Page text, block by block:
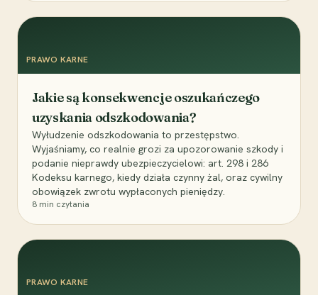
PRAWO KARNE
Jakie są konsekwencje oszukańczego
uzyskania odszkodowania?
Wyłudzenie odszkodowania to przestępstwo.
Wyjaśniamy, co realnie grozi za upozorowanie szkody i
podanie nieprawdy ubezpieczycielowi: art. 298 i 286
Kodeksu karnego, kiedy działa czynny żal, oraz cywilny
obowiązek zwrotu wypłaconych pieniędzy.
8 min czytania
PRAWO KARNE